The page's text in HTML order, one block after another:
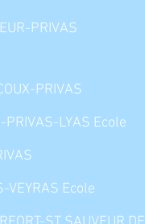
PRIVAS
PRIVAS
PRIVAS-LYAS Ecole
VEYRAS Ecole